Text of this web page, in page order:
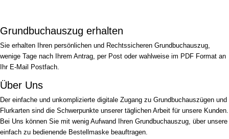
Grundbuchauszug erhalten
Sie erhalten Ihren persönlichen und Rechtssicheren Grundbuchauszug,
wenige Tage nach Ihrem Antrag, per Post oder wahlweise im PDF Format an
Ihr E-Mail Postfach.
Über Uns
Der einfache und unkomplizierte digitale Zugang zu Grundbuchauszügen und
Flurkarten sind die Schwerpunkte unserer täglichen Arbeit für unsere Kunden.
Bei Uns können Sie mit wenig Aufwand Ihren Grundbuchauszug, über unsere
einfach zu bedienende Bestellmaske beauftragen.